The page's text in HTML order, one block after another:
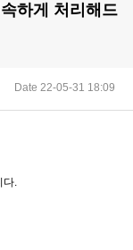
하게 처리해드
Date 22-05-31 18:09
다.